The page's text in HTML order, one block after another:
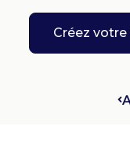
Créez votre